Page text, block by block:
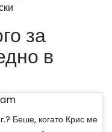
за
в
Беше, когато Крис ме